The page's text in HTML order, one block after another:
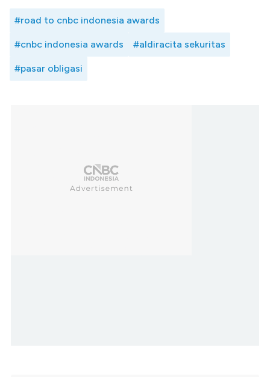
#road to cnbc indonesia awards
#cnbc indonesia awards #aldiracita sekuritas
#pasar obligasi